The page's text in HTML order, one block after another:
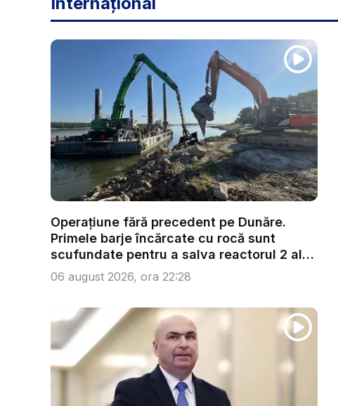
Operațiune fără precedent pe Dunăre.
Primele barje încărcate cu rocă sunt
scufundate pentru a salva reactorul 2 al
C...
06 august 2026, ora 22:28